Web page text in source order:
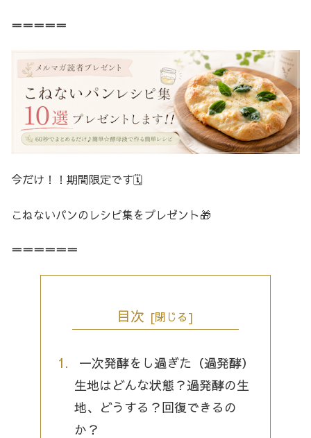
＝＝＝＝＝
今だけ！！期間限定です🗓️
こねないパンのレシピ集をプレゼント🎁
＝＝＝＝＝＝
目次
一次発酵をし過ぎた（過発酵）
生地はどんな状態？過発酵の生
地、どうする？回復できるの
か？